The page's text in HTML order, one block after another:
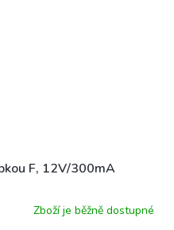
F, 12V/300mA
Zboží je běžně dostupné